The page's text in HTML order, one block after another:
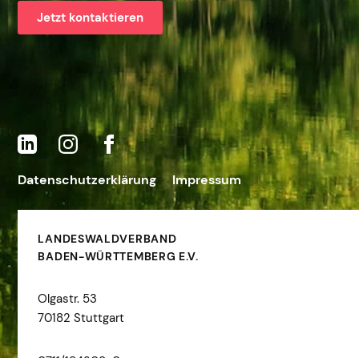
Jetzt kontaktieren
Datenschutzerklärung Impressum
LANDESWALDVERBAND
BADEN-WÜRTTEMBERG E.V.
Olgastr. 53
70182 Stuttgart